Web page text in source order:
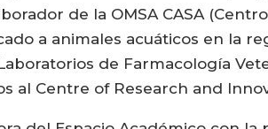
de la OMSA CASA
a animales acuáticos en la
de Farmacología
al Centre of Research and